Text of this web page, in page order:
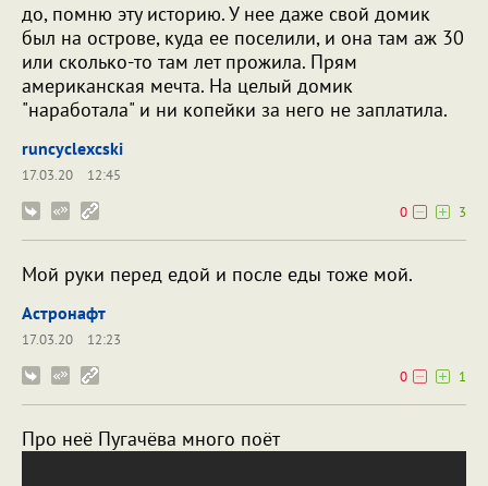
до, помню эту историю. У нее даже свой домик
был на острове, куда ее поселили, и она там аж 30
или сколько-то там лет прожила. Прям
американская мечта. На целый домик
"наработала" и ни копейки за него не заплатила.
runcyclexcski
17.03.20
12:45
0
3
Мой руки перед едой и после еды тоже мой.
Астронафт
17.03.20
12:23
0
1
Про неё Пугачёва много поёт